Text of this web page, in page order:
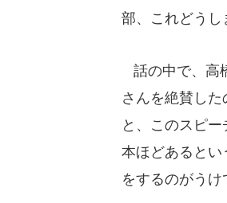
部、これどうし
話の中で、高
さんを絶賛し
と、このスピ
本ほどあると
をするのがうけ